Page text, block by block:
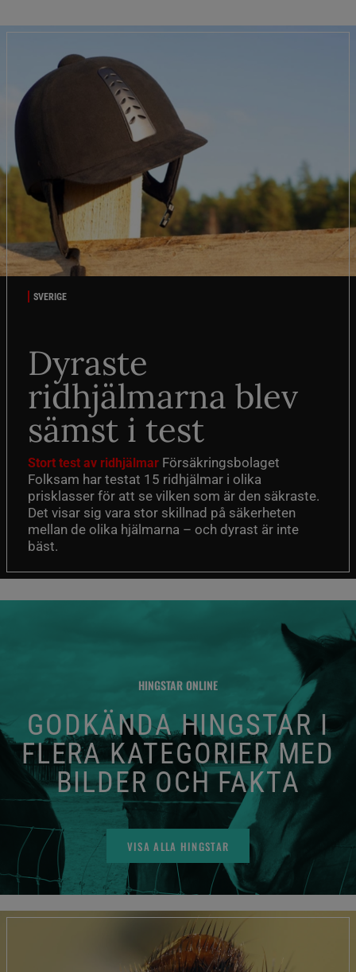
SVERIGE
Dyraste
ridhjälmarna blev
sämst i test
Stort test av ridhjälmar Försäkringsbolaget
Folksam har testat 15 ridhjälmar i olika
prisklasser för att se vilken som är den säkraste.
Det visar sig vara stor skillnad på säkerheten
mellan de olika hjälmarna – och dyrast är inte
bäst.
HINGSTAR ONLINE
GODKÄNDA HINGSTAR I
FLERA KATEGORIER MED
BILDER OCH FAKTA
VISA ALLA HINGSTAR